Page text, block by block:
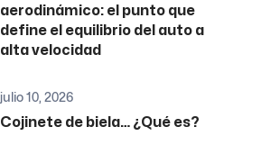
aerodinámico: el punto que
define el equilibrio del auto a
alta velocidad
julio 10, 2026
Cojinete de biela… ¿Qué es?